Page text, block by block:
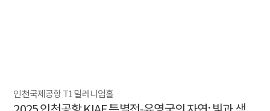
인천국제공항 T1 밀레니엄홀